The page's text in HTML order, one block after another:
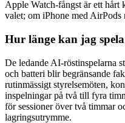
Apple Watch-fångst är ett hårt
valet; om iPhone med AirPods
Hur länge kan jag
De ledande AI-röstinspelarna
och batteri blir begränsande
rutinmässigt styrelsemöten,
inspelningar på två till fyra
för sessioner över två timmar
lagringsutrymme.